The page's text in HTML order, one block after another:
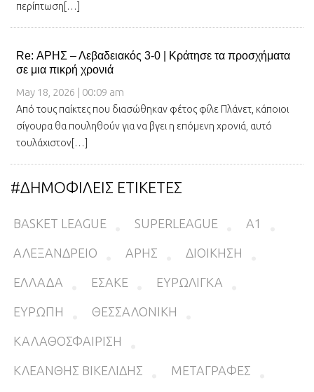
περίπτωση[…]
Re: ΑΡΗΣ – Λεβαδειακός 3-0 | Κράτησε τα προσχήματα
σε μια πικρή χρονιά
May 18, 2026 | 00:09 am
Από τους παίκτες που διασώθηκαν φέτος φίλε Πλάνετ, κάποιοι
σίγουρα θα πουληθούν για να βγει η επόμενη χρονιά, αυτό
τουλάχιστον[…]
#ΔΗΜΟΦΙΛΕΙΣ ΕΤΙΚΕΤΕΣ
BASKET LEAGUE SUPERLEAGUE Α1
ΑΛΕΞΑΝΔΡΕΙΟ ΑΡΗΣ ΔΙΟΙΚΗΣΗ
ΕΛΛΑΔΑ ΕΣΑΚΕ ΕΥΡΩΛΙΓΚΑ
ΕΥΡΩΠΗ ΘΕΣΣΑΛΟΝΙΚΗ
ΚΑΛΑΘΟΣΦΑΙΡΙΣΗ
ΚΛΕΑΝΘΗΣ ΒΙΚΕΛΙΔΗΣ ΜΕΤΑΓΡΑΦΕΣ